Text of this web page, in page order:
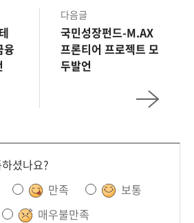
융
다음글
국민성장펀드-M.AX
프론티어 프로젝트 모
두발언
셨나요?
만족
보통
매우불만족